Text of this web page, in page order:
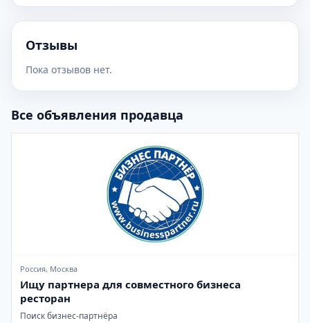
Отзывы
Пока отзывов нет.
Все объявления продавца
Россия, Москва
Ищу партнера для совместного бизнеса
ресторан
Поиск бизнес-партнёра